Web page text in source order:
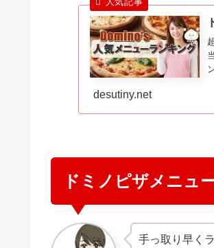
desutiny.net
ドミノピザメニュ
手っ取り早く